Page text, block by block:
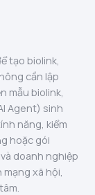
tạo biolink,
cần lập
mẫu biolink,
Agent) sinh
năng, kiểm
hoặc gói
doanh nghiệp
xã hội,